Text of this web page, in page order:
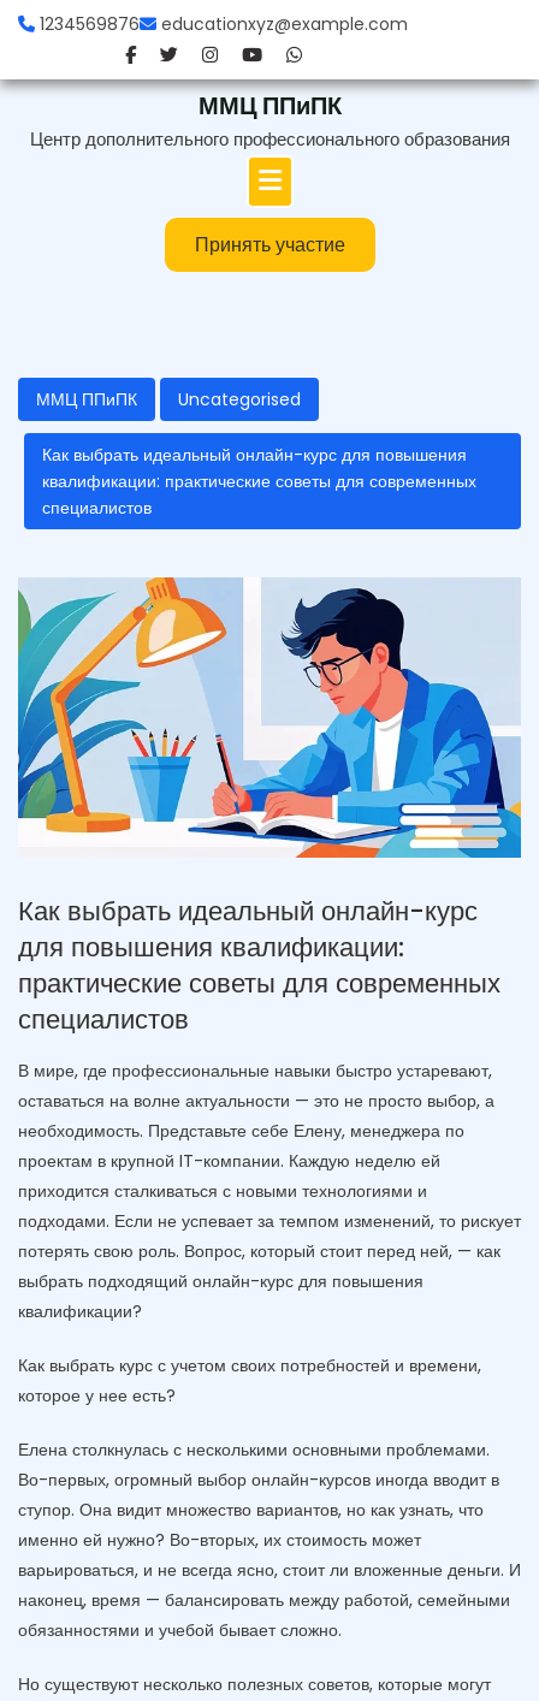
Перейти1234569876 educationxyz@example.com
ММЦ ППиПК
Центр дополнительного профессионального образования
Принять участие
ММЦ ППиПК Uncategorised
Как выбрать идеальный онлайн-курс для повышения
квалификации: практические советы для современных
специалистов
Как выбрать идеальный онлайн-курс
для повышения квалификации:
практические советы для современных
специалистов
В мире, где профессиональные навыки быстро устаревают,
оставаться на волне актуальности — это не просто выбор, а
необходимость. Представьте себе Елену, менеджера по
проектам в крупной IT-компании. Каждую неделю ей
приходится сталкиваться с новыми технологиями и
подходами. Если не успевает за темпом изменений, то рискует
потерять свою роль. Вопрос, который стоит перед ней, — как
выбрать подходящий онлайн-курс для повышения
квалификации?
Как выбрать курс с учетом своих потребностей и времени,
которое у нее есть?
Елена столкнулась с несколькими основными проблемами.
Во-первых, огромный выбор онлайн-курсов иногда вводит в
ступор. Она видит множество вариантов, но как узнать, что
именно ей нужно? Во-вторых, их стоимость может
варьироваться, и не всегда ясно, стоит ли вложенные деньги. И
наконец, время — балансировать между работой, семейными
обязанностями и учебой бывает сложно.
Но существуют несколько полезных советов, которые могут